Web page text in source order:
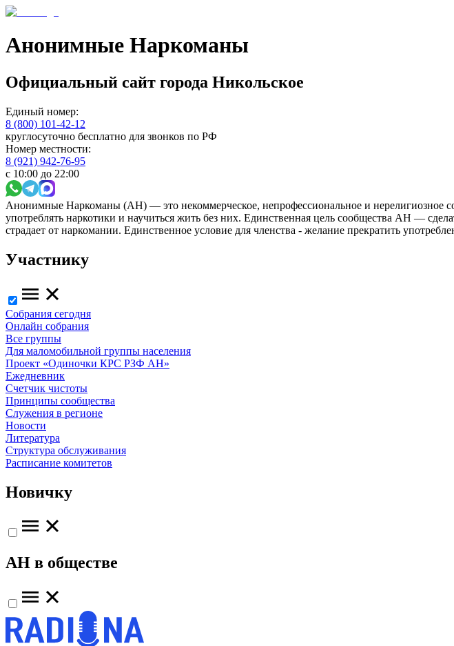
Анонимные Наркоманы
Официальный сайт города Никольское
Единый номер:
8 (800) 101-42-12
круглосуточно бесплатно для звонков по РФ
Номер местности:
8 (921) 942-76-95
с 10:00 до 22:00
Анонимные Наркоманы (АН) — это некоммерческое, непрофессиональное и нерелигиозное
употреблять наркотики и научиться жить без них. Единственная цель сообщества АН —
страдает от наркомании. Единственное условие для членства - желание прекратить
Участнику
Собрания сегодня
Онлайн собрания
Все группы
Для маломобильной группы населения
Проект «Одиночки КРС РЗФ АН»
Ежедневник
Счетчик чистоты
Принципы сообщества
Служения в регионе
Новости
Литература
Структура обслуживания
Расписание комитетов
Новичку
АН в обществе